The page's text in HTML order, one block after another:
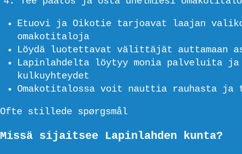
Etuovi ja Oikotie tarjoavat laajan
omakotitaloja
Löydä luotettavat välittäjät auttamaan
Lapinlahdelta löytyy monia palveluita ja
kulkuyhteydet
Omakotitalossa voit nauttia rauhasta
Ofte stillede spørgsmål
Missä sijaitsee Lapinlahden kunta?